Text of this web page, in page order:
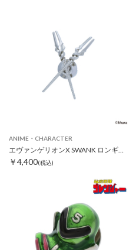
ANIME・CHARACTER
￥4,400(税込)